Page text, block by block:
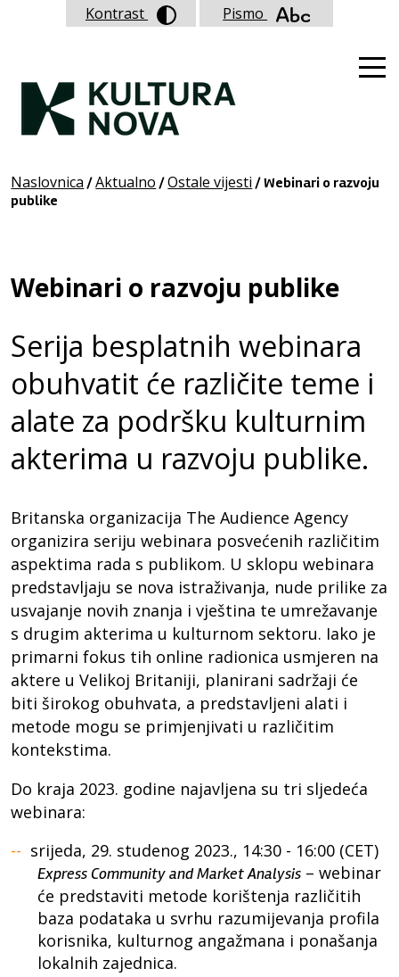
Naslovnica /Aktualno /Ostale vijesti / Webinari o razvoju
publike
Webinari o razvoju publike
Serija besplatnih webinara
obuhvatit će različite teme i
alate za podršku kulturnim
akterima u razvoju publike.
Britanska organizacija The Audience Agency
organizira seriju webinara posvećenih različitim
aspektima rada s publikom. U sklopu webinara
predstavljaju se nova istraživanja, nude prilike za
usvajanje novih znanja i vještina te umrežavanje
s drugim akterima u kulturnom sektoru. Iako je
primarni fokus tih online radionica usmjeren na
aktere u Velikoj Britaniji, planirani sadržaji će
biti širokog obuhvata, a predstavljeni alati i
metode mogu se primjenjivati u različitim
kontekstima.
Do kraja 2023. godine najavljena su tri sljedeća
webinara:
srijeda, 29. studenog 2023., 14:30 - 16:00 (CET)
Express Community and Market Analysis – webinar
će predstaviti metode korištenja različitih
baza podataka u svrhu razumijevanja profila
korisnika, kulturnog angažmana i ponašanja
lokalnih zajednica.
Kontrast Pismo